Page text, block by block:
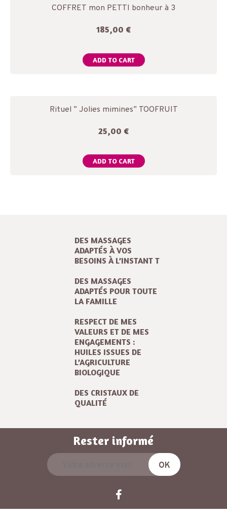
COFFRET mon PETTI bonheur à 3
185,00 €
ADD TO CART
Rituel ” Jolies mimines” TOOFRUIT
25,00 €
ADD TO CART
DES MASSAGES
ADAPTÉS À VOS
BESOINS À L’INSTANT T
DES MASSAGES
ADAPTÉS POUR TOUTE
LA FAMILLE
RESPECT DE MES
VALEURS ET DE MES
ENGAGEMENTS :
HUILES ISSUES DE
L’AGRICULTURE
BIOLOGIQUE
DES CRISTAUX DE
QUALITÉ
Rester informé